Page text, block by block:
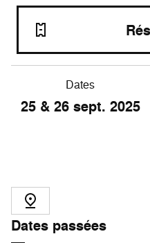
Dates
25 & 26 sept. 2025
Dates passées